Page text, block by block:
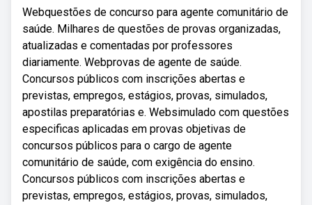
Webquestões de concurso para agente comunitário de
saúde. Milhares de questões de provas organizadas,
atualizadas e comentadas por professores
diariamente. Webprovas de agente de saúde.
Concursos públicos com inscrições abertas e
previstas, empregos, estágios, provas, simulados,
apostilas preparatórias e. Websimulado com questões
especificas aplicadas em provas objetivas de
concursos públicos para o cargo de agente
comunitário de saúde, com exigência do ensino.
Concursos públicos com inscrições abertas e
previstas, empregos, estágios, provas, simulados,